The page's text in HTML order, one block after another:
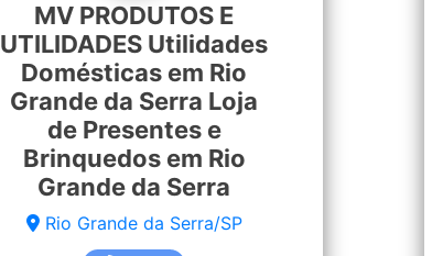
MV PRODUTOS E
UTILIDADES Utilidades
Domésticas em Rio
Grande da Serra Loja
de Presentes e
Brinquedos em Rio
Grande da Serra
Rio Grande da Serra/SP